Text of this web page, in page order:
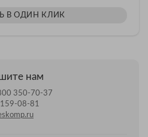
В ОДИН КЛИК
нам
350-70-37
08-81